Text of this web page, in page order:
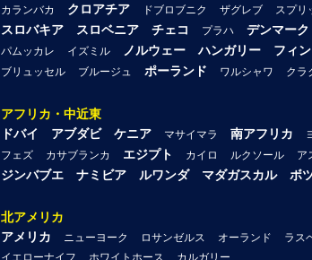
カランバカ
クロアチア ドブロブニク ザグレブ スプリ
スロバキア スロベニア チェコ プラハ デンマーク
パムッカレ
イズミル ノルウェー ハンガリー フィ
ブリュッセル ブルージュ ポーランド ワルシャワ クラ
アフリカ・中近東
ドバイ
アブダビ ケニア マサイマラ 南アフリカ
フェズ
カサブランカ エジプト カイロ ルクソール ア
ジンバブエ
ナミビア ルワンダ マダガスカル ボ
北アメリカ
アメリカ
ニューヨーク ロサンゼルス オーランド ラス
イエローナイフ
ホワイトホース カルガリー